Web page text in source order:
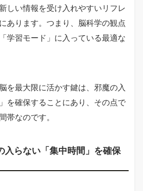
しい情報を受け入れやすいリフレ
あります。つまり、脳科学の観点
学習モード」に入っている最適な
を最大限に活かす鍵は、邪魔の入
を確保することにあり、その点で
帯なのです。
入らない「集中時間」を確保